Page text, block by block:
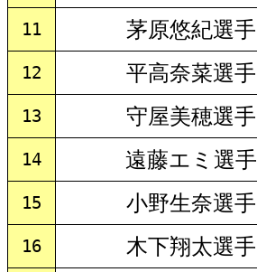
11 茅原悠紀選手
12 平高奈菜選手
13 守屋美穂選手
14 遠藤エミ選手
15 小野生奈選手
16 木下翔太選手